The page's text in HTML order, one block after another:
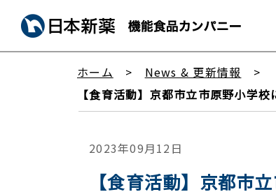
ホーム
News & 更新情報
【食育活動】京都市立市原野小学
2023年09月12日
【食育活動】京都市